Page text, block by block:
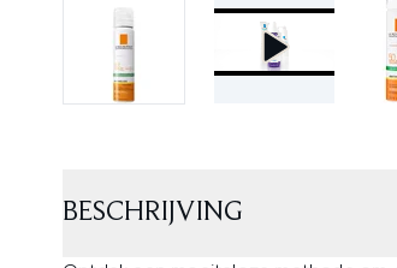
BESCHRIJVING